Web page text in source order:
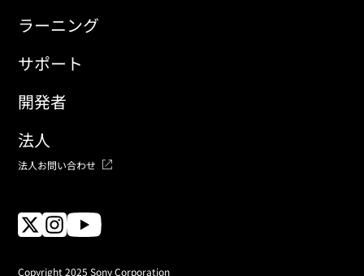
ラーニング
サポート
開発者
法人
法人お問い合わせ
Copyright 2025 Sony Corporation